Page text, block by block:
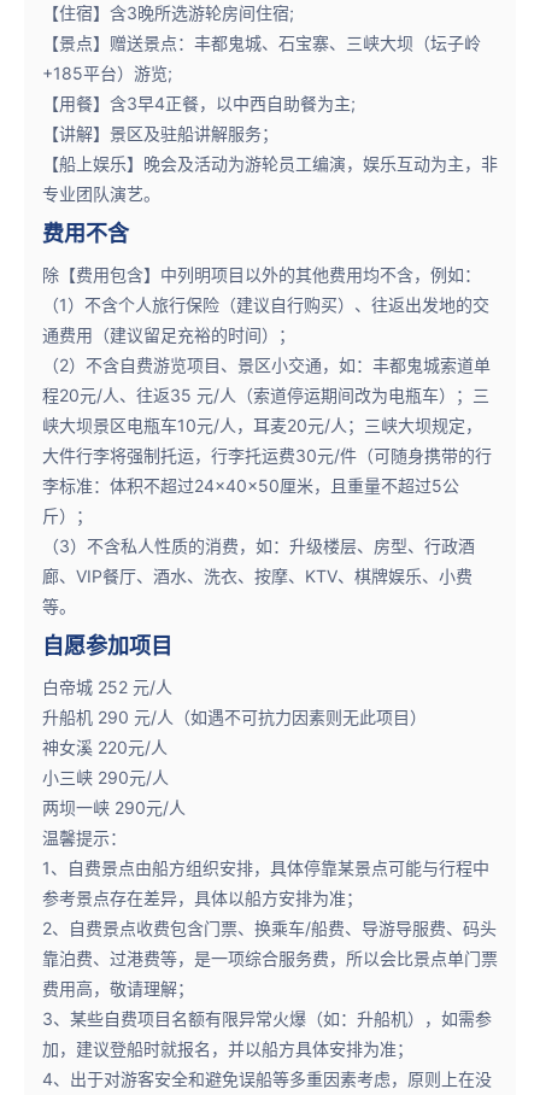
【住宿】含3晚所选游轮房间住宿;
【景点】赠送景点：丰都鬼城、石宝寨、三峡大坝（坛子岭
+185平台）游览;
【用餐】含3早4正餐，以中西自助餐为主;
【讲解】景区及驻船讲解服务；
【船上娱乐】晚会及活动为游轮员工编演，娱乐互动为主，非
专业团队演艺。
费用不含
除【费用包含】中列明项目以外的其他费用均不含，例如：
（1）不含个人旅行保险（建议自行购买）、往返出发地的交
通费用（建议留足充裕的时间）；
（2）不含自费游览项目、景区小交通，如：丰都鬼城索道单
程20元/人、往返35 元/人（索道停运期间改为电瓶车）；三
峡大坝景区电瓶车10元/人，耳麦20元/人；三峡大坝规定，
大件行李将强制托运，行李托运费30元/件（可随身携带的行
李标准：体积不超过24×40×50厘米，且重量不超过5公
斤）；
（3）不含私人性质的消费，如：升级楼层、房型、行政酒
廊、VIP餐厅、酒水、洗衣、按摩、KTV、棋牌娱乐、小费
等。
自愿参加项目
白帝城 252 元/人
升船机 290 元/人（如遇不可抗力因素则无此项目）
神女溪 220元/人
小三峡 290元/人
两坝一峡 290元/人
温馨提示：
1、自费景点由船方组织安排，具体停靠某景点可能与行程中
参考景点存在差异，具体以船方安排为准；
2、自费景点收费包含门票、换乘车/船费、导游导服费、码头
靠泊费、过港费等，是一项综合服务费，所以会比景点单门票
费用高，敬请理解；
3、某些自费项目名额有限异常火爆（如：升船机），如需参
加，建议登船时就报名，并以船方具体安排为准；
4、出于对游客安全和避免误船等多重因素考虑，原则上在没